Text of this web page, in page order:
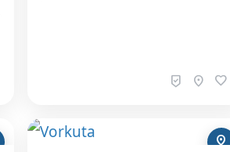
beenhere location_on favorite
pin_drop